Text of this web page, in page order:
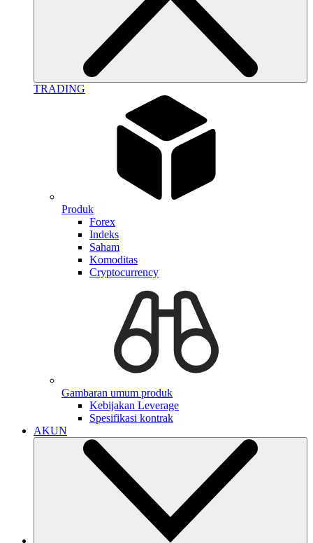
TRADING
Produk
Forex
Indeks
Saham
Komoditas
Cryptocurrency
Gambaran umum produk
Kebijakan Leverage
Spesifikasi kontrak
AKUN